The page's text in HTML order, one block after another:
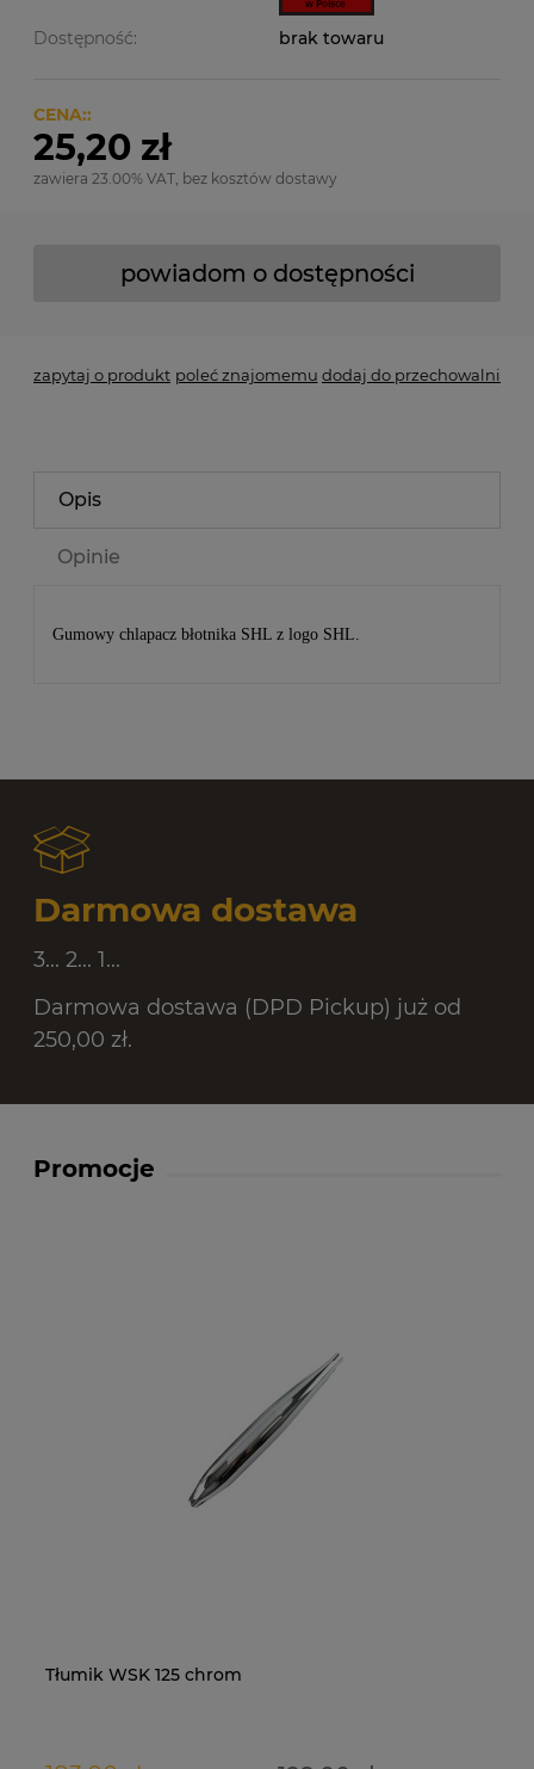
Dostępność: brak towaru
CENA::
25,20 zł
zawiera 23.00% VAT, bez kosztów dostawy
powiadom o dostępności
zapytaj o produkt poleć znajomemu dodaj do przechowalni
Opis
Opinie
Gumowy chlapacz błotnika SHL z logo SHL.
Darmowa dostawa
3... 2... 1...
Darmowa dostawa (DPD Pickup) już od
250,00 zł.
Promocje
Tłumik WSK 125 chrom